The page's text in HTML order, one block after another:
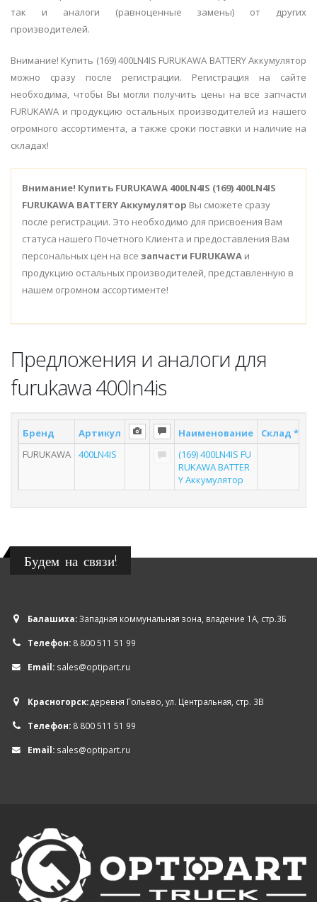
так и аналоги (равноценные замены) от других
производителей.
Внимание! Купить (169) 400LN4IS FURUKAWA BATTERY Аккумулятор
можно сразу после регистрации. Регистрация на сайте
необходима, чтобы Вы могли получить цены на все запчасти
FURUKAWA и продукцию остальных производителей из нашего
огромного ассортимента, а также сроки поставки и наличие на
складах!
Внимание! Купить FURUKAWA 400LN4IS (169) 400LN4IS
FURUKAWA BATTERY Аккумулятор Вы сможете сразу
после регистрации. Это необходимо для присвоения Вам
статуса нашего Почетного Клиента и предоставления Вам
персональных цен на все запчасти FURUKAWA и
продукцию остальных производителей, представленную в
нашем огромном ассортименте!
Предложения и аналоги для
furukawa 400ln4is
Бренд Артикул Наименование Склад *
FURUKAWA
400LN4IS
(169) 400LN4IS FU
RUKAWA BATTER
Y Аккумулятор
Будем на связи!
Балашиха:Западная коммунальная зона, владение 1А, стр.3Б
Телефон: 8 800 511 51 99
Email: sales@optipart.ru
Красногорск:деревня Гольево, ул. Центральная, стр. 3В
Телефон: 8 800 511 51 99
Email: sales@optipart.ru